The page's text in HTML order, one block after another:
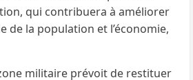
qui contribuera à améliorer
de la population et l’économie,
militaire prévoit de restituer